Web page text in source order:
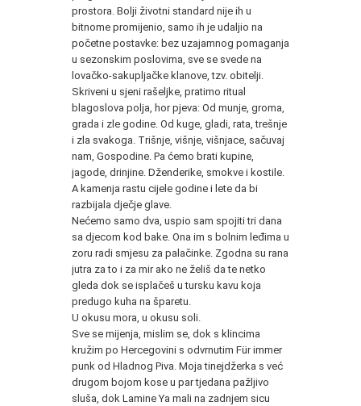
prostora. Bolji životni standard nije ih u
bitnome promijenio, samo ih je udaljio na
početne postavke: bez uzajamnog pomaganja
u sezonskim poslovima, sve se svede na
lovačko-sakupljačke klanove, tzv. obitelji.
Skriveni u sjeni rašeljke, pratimo ritual
blagoslova polja, hor pjeva: Od munje, groma,
grada i zle godine. Od kuge, gladi, rata, trešnje
i zla svakoga. Trišnje, višnje, višnjace, sačuvaj
nam, Gospodine. Pa ćemo brati kupine,
jagode, drinjine. Dženderike, smokve i kostile.
A kamenja rastu cijele godine i lete da bi
razbijala dječje glave.
Nećemo samo dva, uspio sam spojiti tri dana
sa djecom kod bake. Ona im s bolnim leđima u
zoru radi smjesu za palačinke. Zgodna su rana
jutra za to i za mir ako ne želiš da te netko
gleda dok se isplačeš u tursku kavu koja
predugo kuha na šparetu.
U okusu mora, u okusu soli.
Sve se mijenja, mislim se, dok s klincima
kružim po Hercegovini s odvrnutim Für immer
punk od Hladnog Piva. Moja tinejdžerka s već
drugom bojom kose u par tjedana pažljivo
sluša, dok Lamine Ya mali na zadnjem sicu